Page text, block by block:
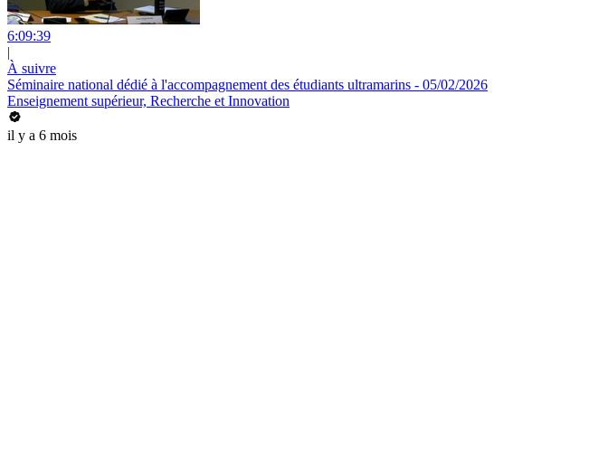
6:09:39
|
À suivre
Séminaire national dédié à l'accompagnement des étudiants ultramarins - 05/02/2026
Enseignement supérieur, Recherche et Innovation
il y a 6 mois